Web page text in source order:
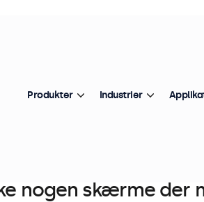
medieafspiller, designet til kontinuerlig
og kan indstilles til øjeblikkeligt at
nogen skærme der
Produkter Industrier